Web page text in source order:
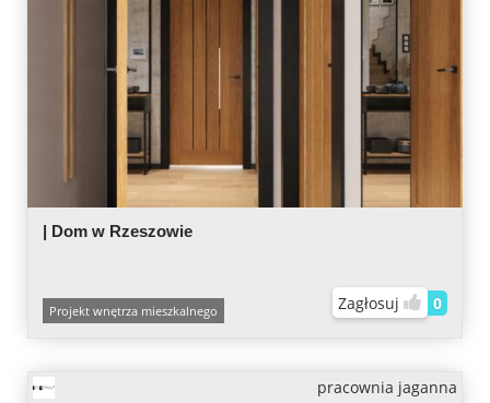
| Dom w Rzeszowie
Projekt wnętrza mieszkalnego Zagłosuj 0
pracownia jaganna